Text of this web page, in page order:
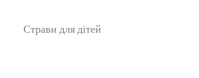
Страви для дітей